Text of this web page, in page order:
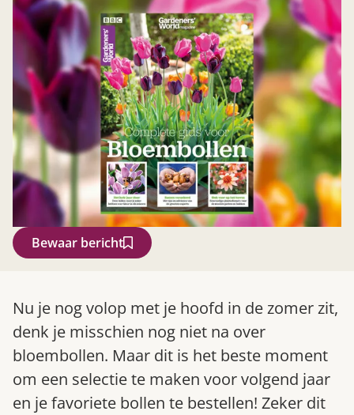
Bewaar bericht
Nu je nog volop met je hoofd in de zomer zit,
denk je misschien nog niet na over
bloembollen. Maar dit is het beste moment
om een selectie te maken voor volgend jaar
en je favoriete bollen te bestellen! Zeker dit